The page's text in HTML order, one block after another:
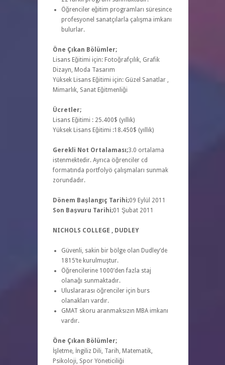
Öğrenciler eğitim programları süresince
profesyonel sanatçılarla çalışma imkanı
bulurlar.
Öne Çıkan Bölümler;
Lisans Eğitimi için: Fotoğrafçılık, Grafik
Dizayn, Moda Tasarım
Yüksek Lisans Eğitimi için: Güzel Sanatlar ,
Mimarlık, Sanat Eğitmenliği
Ücretler;
Lisans Eğitimi : 25.400$ (yıllık)
Yüksek Lisans Eğitimi :18.450$ (yıllık)
Gerekli Not Ortalaması;3.0 ortalama
istenmektedir. Ayrıca öğrenciler cd
formatında portfolyö çalışmaları sunmak
zorundadır.
Dönem Başlangıç Tarihi;09 Eylül 2011
Son Başvuru Tarihi;01 Şubat 2011
NICHOLS COLLEGE , DUDLEY
Güvenli, sakin bir bölge olan Dudley’de
1815’te kurulmuştur.
Öğrencilerine 1000’den fazla staj
olanağı sunmaktadır.
Uluslararası öğrenciler için burs
olanakları vardır.
GMAT skoru aranmaksızın MBA imkanı
vardır.
Öne Çıkan Bölümler;
İşletme, İngiliz Dili, Tarih, Matematik,
Psikoloji, Spor Yöneticiliği